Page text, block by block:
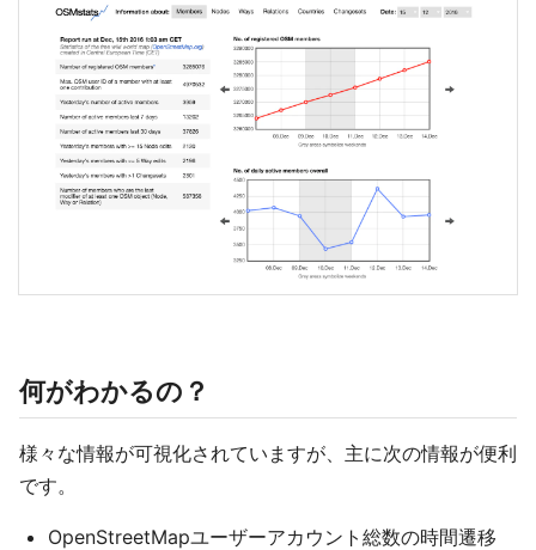
何がわかるの？
様々な情報が可視化されていますが、主に次の情報が便利
です。
OpenStreetMapユーザーアカウント総数の時間遷移